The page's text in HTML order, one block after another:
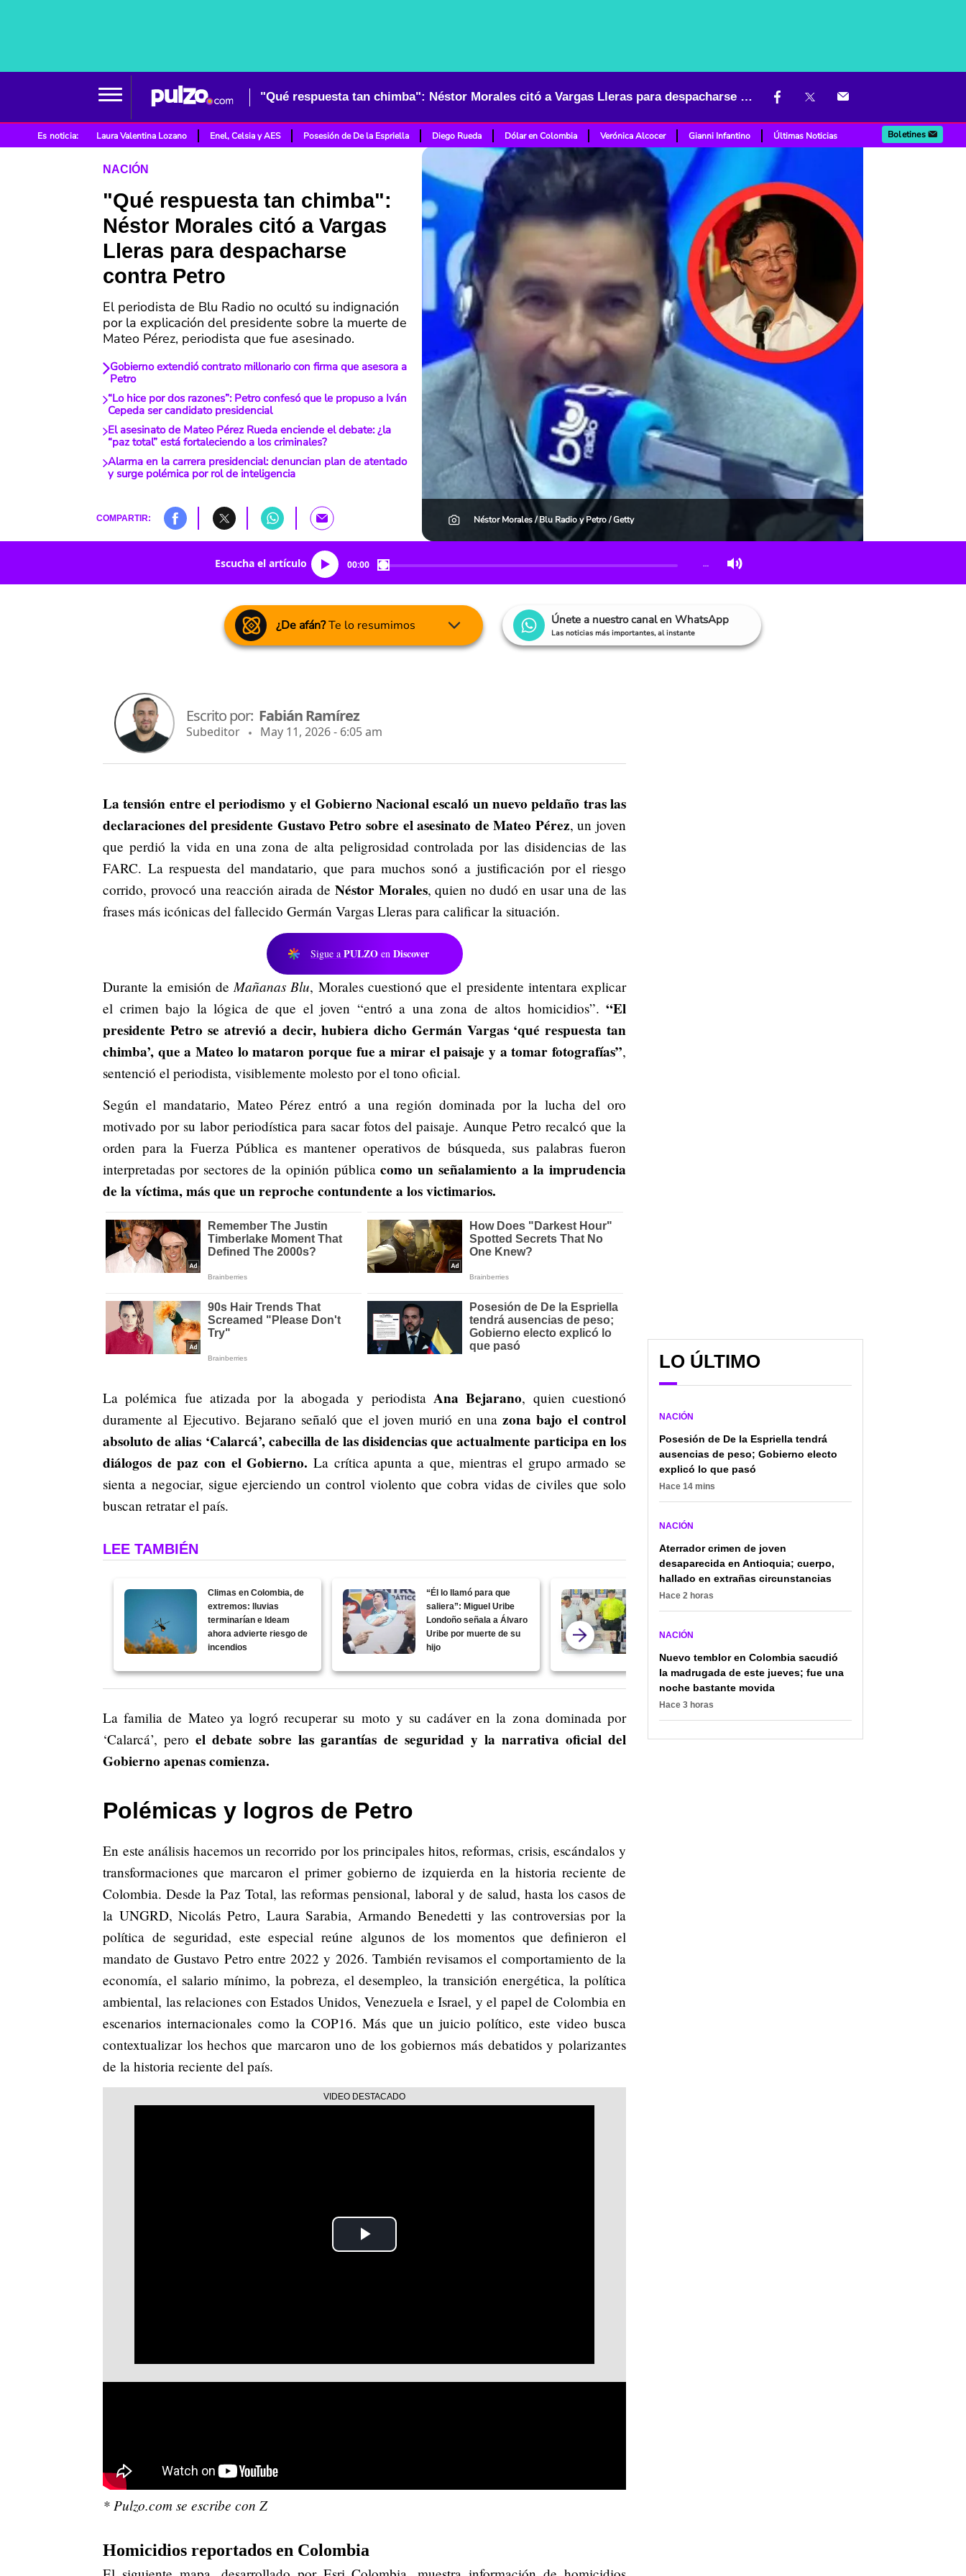
"Qué respuesta tan chimba": Néstor Morales citó a Vargas Lleras para despacharse contra Petro
Es noticia: Laura Valentina Lozano Enel, Celsia y AES Posesión de De la Espriella Diego Rueda Dólar en Colombia Verónica Alcocer Gianni Infantino Últimas Noticias Boletines
NACIÓN
"Qué respuesta tan chimba":
Néstor Morales citó a Vargas
Lleras para despacharse
contra Petro
El periodista de Blu Radio no ocultó su indignación
por la explicación del presidente sobre la muerte de
Mateo Pérez, periodista que fue asesinado.
Gobierno extendió contrato millonario con firma que asesora a
Petro
“Lo hice por dos razones”: Petro confesó que le propuso a Iván
Cepeda ser candidato presidencial
El asesinato de Mateo Pérez Rueda enciende el debate: ¿la
“paz total” está fortaleciendo a los criminales?
Alarma en la carrera presidencial: denuncian plan de atentado
y surge polémica por rol de inteligencia
COMPARTIR: Néstor Morales / Blu Radio y Petro / Getty
Escucha el artículo 00:00 …
¿De afán?Te lo resumimos Únete a nuestro canal en WhatsApp
Las noticias más importantes, al instante
Escrito por: Fabián Ramírez
Subeditor May 11, 2026 - 6:05 am
La tensión entre el periodismo y el Gobierno Nacional escaló un nuevo peldaño tras las
declaraciones del presidente Gustavo Petro sobre el asesinato de Mateo Pérez, un joven
que perdió la vida en una zona de alta peligrosidad controlada por las disidencias de las
FARC. La respuesta del mandatario, que para muchos sonó a justificación por el riesgo
corrido, provocó una reacción airada de Néstor Morales, quien no dudó en usar una de las
frases más icónicas del fallecido Germán Vargas Lleras para calificar la situación.
Sigue a PULZO en Discover
Durante la emisión de Mañanas Blu, Morales cuestionó que el presidente intentara explicar
el crimen bajo la lógica de que el joven “entró a una zona de altos homicidios”. “El
presidente Petro se atrevió a decir, hubiera dicho Germán Vargas ‘qué respuesta tan
chimba’, que a Mateo lo mataron porque fue a mirar el paisaje y a tomar fotografías”,
sentenció el periodista, visiblemente molesto por el tono oficial.
Según el mandatario, Mateo Pérez entró a una región dominada por la lucha del oro
motivado por su labor periodística para sacar fotos del paisaje. Aunque Petro recalcó que la
orden para la Fuerza Pública es mantener operativos de búsqueda, sus palabras fueron
interpretadas por sectores de la opinión públicacomo un señalamiento a la imprudencia
de la víctima, más que un reproche contundente a los victimarios.
La polémica fue atizada por la abogada y periodista Ana Bejarano, quien cuestionó
duramente al Ejecutivo. Bejarano señaló que el joven murió en unazona bajo el control
absoluto de alias ‘Calarcá’, cabecilla de las disidencias que actualmente participa en los
diálogos de paz con el Gobierno. La crítica apunta a que, mientras el grupo armado se
sienta a negociar, sigue ejerciendo un control violento que cobra vidas de civiles que solo
buscan retratar el país.
LEE TAMBIÉN
Climas en Colombia, de
extremos: lluvias
terminarían e Ideam
ahora advierte riesgo de
incendios
“Él lo llamó para que
saliera”: Miguel Uribe
Londoño señala a Álvaro
Uribe por muerte de su
hijo
Crimen, dinero y
Morrongo revela una
La familia de Mateo ya logró recuperar su moto y su cadáver en la zona dominada por
‘Calarcá’, peroel debate sobre las garantías de seguridad y la narrativa oficial del
Gobierno apenas comienza.
Polémicas y logros de Petro
En este análisis hacemos un recorrido por los principales hitos, reformas, crisis, escándalos y
transformaciones que marcaron el primer gobierno de izquierda en la historia reciente de
Colombia. Desde la Paz Total, las reformas pensional, laboral y de salud, hasta los casos de
la UNGRD, Nicolás Petro, Laura Sarabia, Armando Benedetti y las controversias por la
política de seguridad, este especial reúne algunos de los momentos que definieron el
mandato de Gustavo Petro entre 2022 y 2026. También revisamos el comportamiento de la
economía, el salario mínimo, la pobreza, el desempleo, la transición energética, la política
ambiental, las relaciones con Estados Unidos, Venezuela e Israel, y el papel de Colombia en
escenarios internacionales como la COP16. Más que un juicio político, este video busca
contextualizar los hechos que marcaron uno de los gobiernos más debatidos y polarizantes
de la historia reciente del país.
Play
* Pulzo.com se escribe con Z
Homicidios reportados en Colombia
LO ÚLTIMO
NACIÓN
Posesión de De la Espriella tendrá
ausencias de peso; Gobierno electo
explicó lo que pasó
Hace 14 mins
NACIÓN
Aterrador crimen de joven
desaparecida en Antioquia; cuerpo,
hallado en extrañas circunstancias
Hace 2 horas
NACIÓN
Nuevo temblor en Colombia sacudió
la madrugada de este jueves; fue una
noche bastante movida
Hace 3 horas